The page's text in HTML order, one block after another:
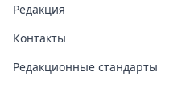
Редакция
Контакты
Редакционные стандарты